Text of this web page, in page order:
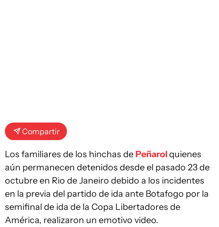
Compartir
Los familiares de los hinchas de Peñarolquienes
aún permanecen detenidos desde el pasado 23 de
octubre en Rio de Janeiro debido a los incidentes
en la previa del partido de ida ante Botafogo por la
semifinal de ida de la Copa Libertadores de
América, realizaron un emotivo video.